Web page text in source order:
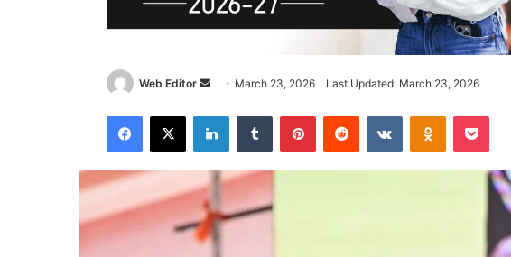
Web Editor
a
e
m
March 23, 2026 Last Updated: March 23, 2026